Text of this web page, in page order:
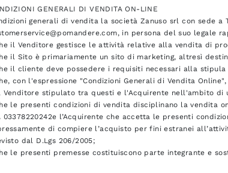
GENERALI DI VENDITA ON-LINE
generali di vendita la società Zanuso srl con sede a
in persona del suo legale
il Venditore gestisce le attività relative alla vendita di
il Sito è primariamente un sito di marketing, altresì
il cliente deve possedere i requisiti necessari alla
con l'espressione "Condizioni Generali di Vendita
Venditore stipulato tra questi e l'Acquirente nell'ambito di
le presenti condizioni di vendita disciplinano la vendita
03378220242e l’Acquirente che accetta le presenti
di compiere l’acquisto per fini estranei
dal D.Lgs 206/2005;
le presenti premesse costituiscono parte integrante e